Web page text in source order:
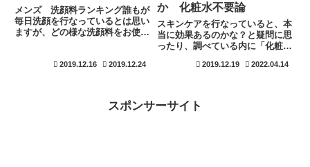
メンズ 洗顔料ランキング誰もが
毎日洗顔を行なっているとは思い
ますが、どの様な洗顔料をお使い
良いのか迷ってしまいますね。現
2019.12.16 2019.12.24
か 化粧水不要論
スキンケアを行なっていると、本
当に効果あるのかな？と疑問に思
ったり、調べている内に「化粧水
辿りつく場合があります。化粧水
ましょう！
2019.12.19 2022.04.14
スポンサーサイト